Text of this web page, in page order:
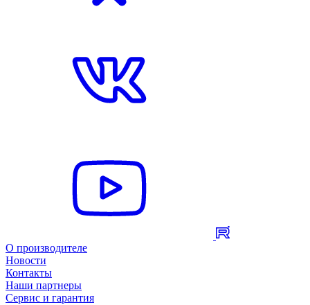
О производителе
Новости
Контакты
Наши партнеры
Сервис и гарантия